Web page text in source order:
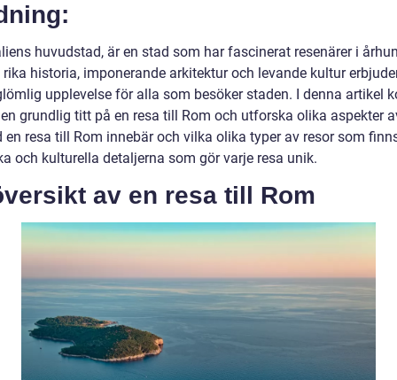
huvudstad, är en stad som har fascinerat resenärer i
historia, imponerande arkitektur och levande kultur
upplevelse för alla som besöker staden. I denna artikel
grundlig titt på en resa till Rom och utforska olika aspekter
en resa till Rom innebär och vilka olika typer av resor som
och kulturella detaljerna som gör varje resa unik.
av en resa till Rom